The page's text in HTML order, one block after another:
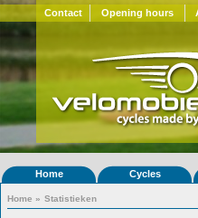
Contact Opening hours
Home Cycles
Home » Statistieken